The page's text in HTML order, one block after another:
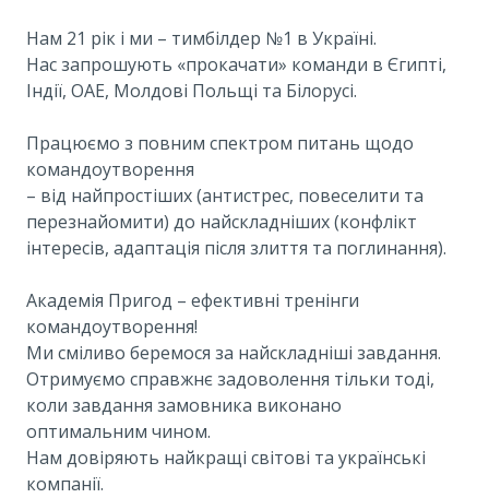
Нам 21 рік і ми – тимбілдер №1 в Україні.
Нас запрошують «прокачати» команди в Єгипті,
Індії, ОАЕ, Молдові Польщі та Білорусі.
Працюємо з повним спектром питань щодо
командоутворення
– від найпростіших (антистрес, повеселити та
перезнайомити) до найскладніших (конфлікт
інтересів, адаптація після злиття та поглинання).
Академія Пригод – ефективні тренінги
командоутворення!
Ми сміливо беремося за найскладніші завдання.
Отримуємо справжнє задоволення тільки тоді,
коли завдання замовника виконано
оптимальним чином.
Нам довіряють найкращі світові та українські
компанії.